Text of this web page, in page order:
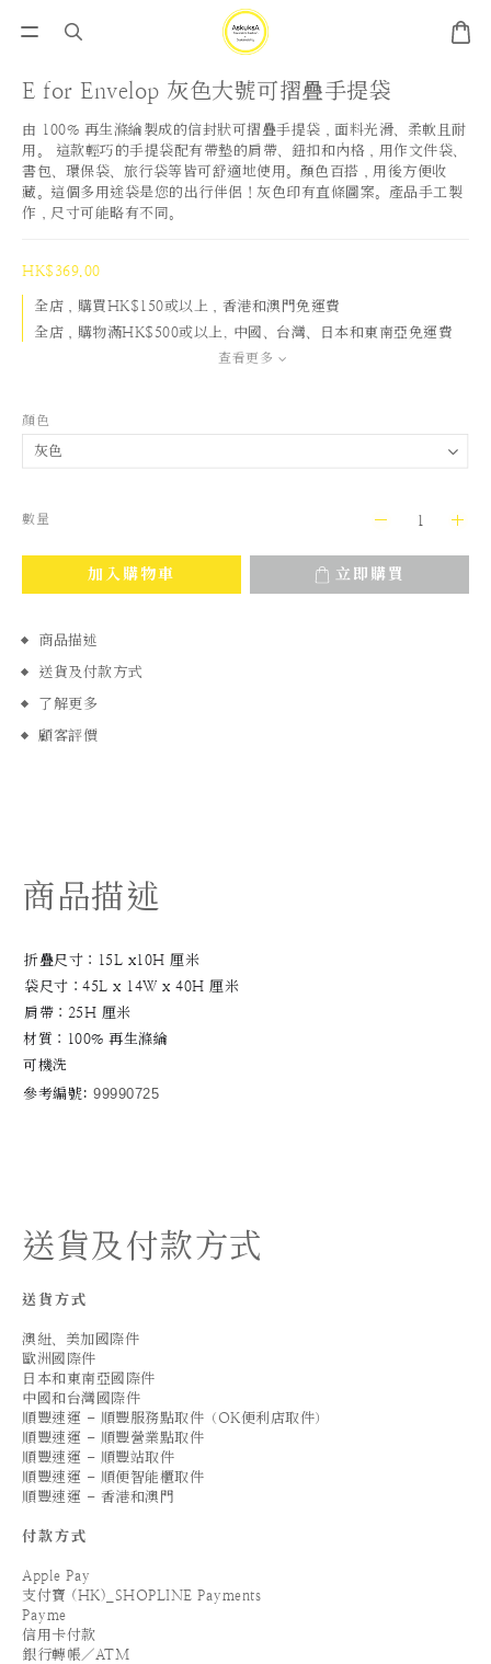
E for Envelop 灰色大號可摺疊手提袋
由 100% 再生滌綸製成的信封狀可摺疊手提袋，面料光滑、柔軟且耐
用。 這款輕巧的手提袋配有帶墊的肩帶、鈕扣和內格，用作文件袋、
書包、環保袋、旅行袋等皆可舒適地使用。顏色百搭，用後方便收
藏。這個多用途袋是您的出行伴侶！灰色印有直條圖案。產品手工製
作，尺寸可能略有不同。
HK$369.00
全店，購買HK$150或以上，香港和澳門免運費
全店，購物滿HK$500或以上, 中國、台灣、日本和東南亞免運費
查看更多
顏色
數量
加入購物車 立即購買
商品描述
送貨及付款方式
了解更多
顧客評價
商品描述
折疊尺寸：15L x10H 厘米
袋尺寸：45L x 14W x 40H 厘米
肩帶：25H 厘米
材質：100% 再生滌綸
可機洗
參考編號: 99990725
送貨及付款方式
送貨方式
澳紐、美加國際件
歐洲國際件
日本和東南亞國際件
中國和台灣國際件
順豐速運 - 順豐服務點取件（OK便利店取件）
順豐速運 - 順豐營業點取件
順豐速運 - 順豐站取件
順豐速運 - 順便智能櫃取件
順豐速運 - 香港和澳門
付款方式
Apple Pay
支付寶 (HK)_SHOPLINE Payments
Payme
信用卡付款
銀行轉帳／ATM